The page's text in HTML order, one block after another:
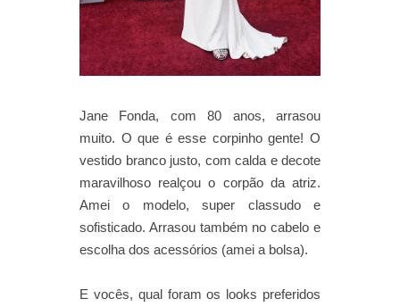
Jane Fonda, com 80 anos, arrasou
muito. O que é esse corpinho gente! O
vestido branco justo, com calda e decote
maravilhoso realçou o corpão da atriz.
Amei o modelo, super classudo e
sofisticado. Arrasou também no cabelo e
escolha dos acessórios (amei a bolsa).
E vocês, qual foram os looks preferidos